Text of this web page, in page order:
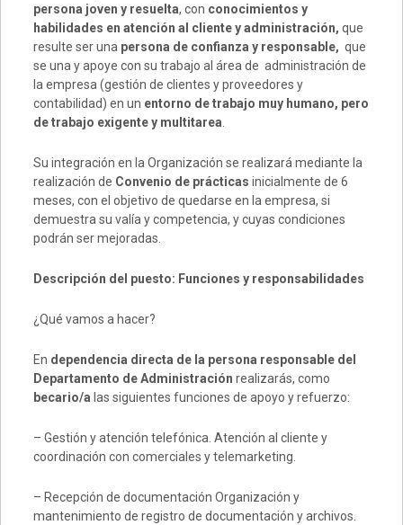
persona joven y resuelta, con conocimientos y
habilidades en atención al cliente y administración, que
resulte ser una persona de confianza y responsable, que
se una y apoye con su trabajo al área de administración de
la empresa (gestión de clientes y proveedores y
contabilidad) en un entorno de trabajo muy humano, pero
de trabajo exigente y multitarea
Su integración en la Organización se realizará mediante la
realización de Convenio de prácticas inicialmente de 6
meses, con el objetivo de quedarse en la empresa, si
demuestra su valía y competencia, y cuyas condiciones
podrán ser mejoradas.
Descripción del puesto: Funciones y responsabilidades
¿Qué vamos a hacer?
En dependencia directa de la persona responsable del
Departamento de Administración realizarás, como
becario/a las siguientes funciones de apoyo y refuerzo:
– Gestión y atención telefónica. Atención al cliente y
coordinación con comerciales y telemarketing.
– Recepción de documentación Organización y
mantenimiento de registro de documentación y archivos.